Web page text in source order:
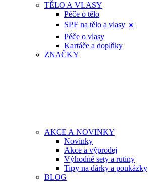
TĚLO A VLASY
Péče o tělo
SPF na tělo a vlasy ☀️
Péče o vlasy
Kartáče a doplňky
ZNAČKY
AKCE A NOVINKY
Novinky
Akce a výprodej
Výhodné sety a rutiny
Tipy na dárky a poukázky
BLOG